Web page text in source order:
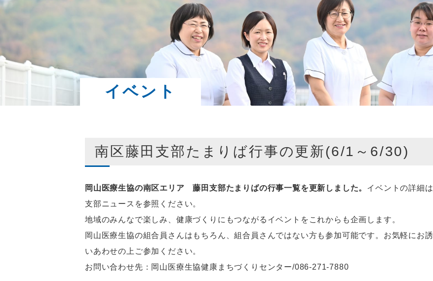
イベント
南区藤田支部たまりば行事の更新(6/1～6/30)
岡山医療生協の南区エリア 藤田支部たまりばの行事一覧を更新しました。 イベントの詳細は
支部ニュースを参照ください。
地域のみんなで楽しみ、健康づくりにもつながるイベントをこれからも企画します。
岡山医療生協の組合員さんはもちろん、組合員さんではない方も参加可能です。お気軽にお誘
いあわせの上ご参加ください。
お問い合わせ先：岡山医療生協健康まちづくりセンター/086-271-7880